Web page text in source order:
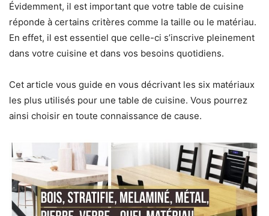
Évidemment, il est important que votre table de cuisine
réponde à certains critères comme la taille ou le matériau.
En effet, il est essentiel que celle-ci s’inscrive pleinement
dans votre cuisine et dans vos besoins quotidiens.
Cet article vous guide en vous décrivant les six matériaux
les plus utilisés pour une table de cuisine. Vous pourrez
ainsi choisir en toute connaissance de cause.